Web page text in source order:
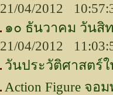
21/04/2012
๑๐ ธันวาคม วันสิ
21/04/2012
วันประวัติศาสตร์
Action Figure จอ